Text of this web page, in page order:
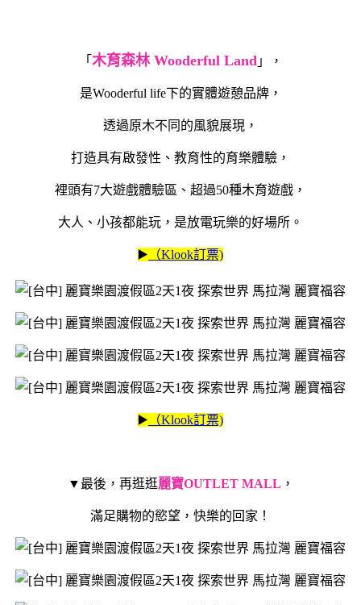
「 木育森林 Wooderful Land 」，
是Wooderful life下的實體遊憩品牌，
透過原木不同的風貌展現，
打造具有啟發性、教育性的育樂體驗，
裡頭有7大遊戲體驗區、超過50種木育遊戲，
大人、小孩都能玩，是放電玩樂的好場所。
▶️ （Klook訂票)
▶️ （Klook訂票)
▼最後，再逛逛麗寶OUTLET MALL ，
滿足購物的慾望，快樂的回家！